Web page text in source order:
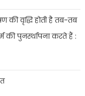
की वृद्धि होती है तब-तब
की पुनर्स्थापना करते हैं :